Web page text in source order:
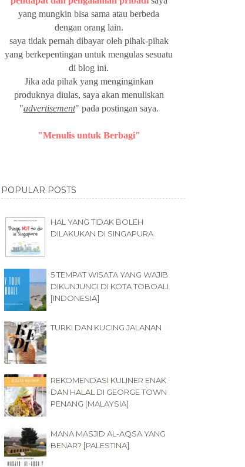
yang mungkin bisa sama atau berbeda
dengan orang lain.
saya tidak pernah dibayar oleh pihak-pihak
yang berkepentingan untuk mengulas sesuatu
di blog ini.
Jika ada pihak yang menginginkan
produknya diulas, saya akan menuliskan
"advertisement" pada postingan saya.
"Menulis untuk Berbagi"
POPULAR POSTS
HAL YANG TIDAK BOLEH
DILAKUKAN DI SINGAPURA
5 TEMPAT WISATA YANG WAJIB
DIKUNJUNGI DI KOTA TOBOALI
[INDONESIA]
TURKI DAN KUCING JALANAN
REKOMENDASI KULINER ENAK
DAN HALAL DI GEORGE TOWN
PENANG [MALAYSIA]
MANA MASJID AL-AQSA YANG
BENAR? [PALESTINA]